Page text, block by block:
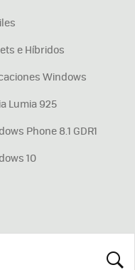
e Híbridos
Windows
Lumia 925
Phone 8.1 GDR1
10